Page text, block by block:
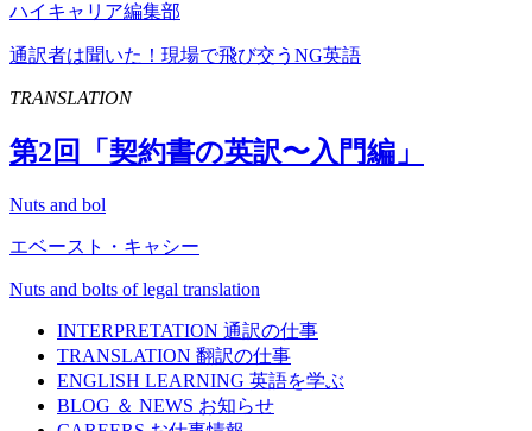
ハイキャリア編集部
通訳者は聞いた！現場で飛び交うNG英語
TRANSLATION
第2回「契約書の英訳〜入門編」
Nuts and bol
エベースト・キャシー
Nuts and bolts of legal translation
INTERPRETATION 通訳の仕事
TRANSLATION 翻訳の仕事
ENGLISH LEARNING 英語を学ぶ
BLOG ＆ NEWS お知らせ